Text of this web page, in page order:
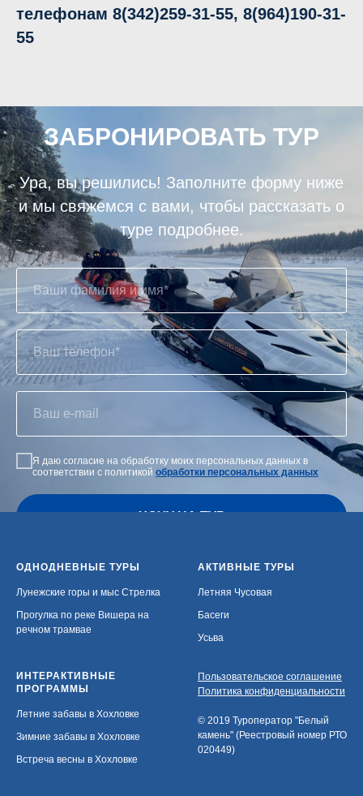
телефонам 8(342)259-31-55, 8(964)190-31-
55
ЗАБРОНИРОВАТЬ ТУР
Ура, вы решились! Заполните форму ниже
и мы свяжемся с вами, чтобы рассказать о
туре подробнее.
Я даю согласие на обработку моих персональных данных в
соответствии с политикой обработки персональных данных
ХОЧУ НА ТУР
ОДНОДНЕВНЫЕ ТУРЫ
Лунежские горы и мыс Стрелка
Прогулка по реке Вишера на
речном трамвае
АКТИВНЫЕ ТУРЫ
Летняя Чусовая
Басеги
Усьва
ИНТЕРАКТИВНЫЕ
ПРОГРАММЫ
Летние забавы в Хохловке
Зимние забавы в Хохловке
Встреча весны в Хохловке
Пользовательское соглашение
Политика конфиденциальности
© 2019 Туроператор "Белый
камень" (Реестровый номер РТО
020449)